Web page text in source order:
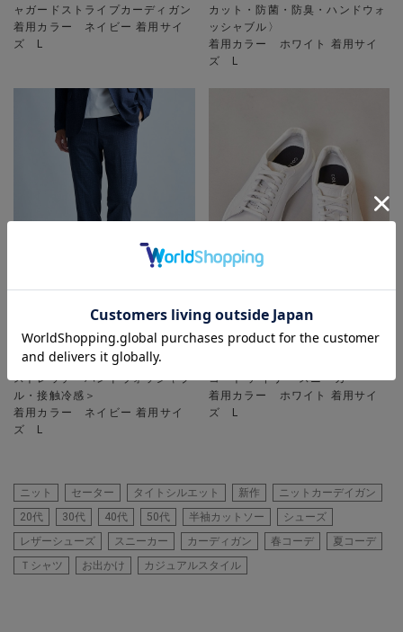
ャガードストライプカーディガン
着用カラー ネイビー 着用サイ
ズ L
カット・防菌・防臭・ハンドウォ
ッシャブル〉
着用カラー ホワイト 着用サイ
ズ L
【セットアップ対応】プリントポ
ンチスリムイージースラックス＜
ストレッチ・ハンドウォッシャブ
ル・接触冷感＞
着用カラー ネイビー 着用サイ
ズ L
UNION STATION
【COLE HAAN / コールハーン】
コート デイリー スニーカー
着用カラー ホワイト 着用サイ
ズ L
ニット セーター タイトシルエット 新作
ニットカーデイガン
20代
30代 40代 50代 半袖カットソー
シューズ
レザーシューズ
スニーカー カーディガン 春コーデ
夏コーデ
Ｔシャツ
お出かけ カジュアルスタイル